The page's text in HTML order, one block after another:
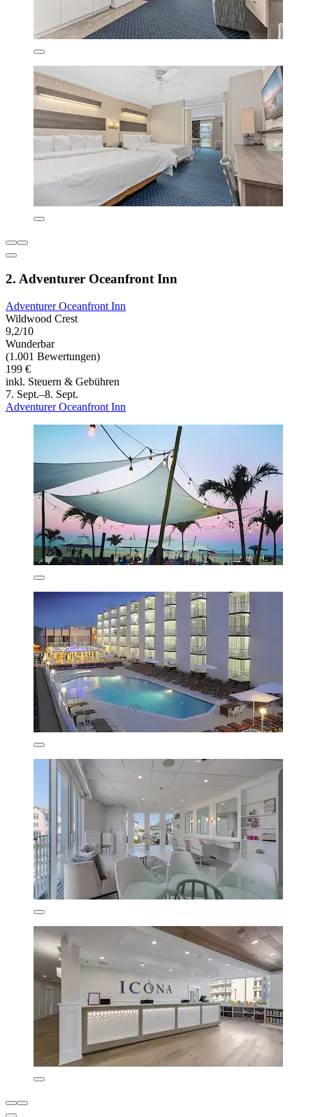
2. Adventurer Oceanfront Inn
Adventurer Oceanfront Inn
Wildwood Crest
9,2/10
Wunderbar
(1.001 Bewertungen)
199 €
inkl. Steuern & Gebühren
7. Sept.–8. Sept.
Adventurer Oceanfront Inn